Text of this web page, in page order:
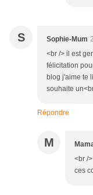
S Sophie-Mum
<br /> il est
félicitation
blog j'aime te
souhaite
Répondre
M
<br /
ces